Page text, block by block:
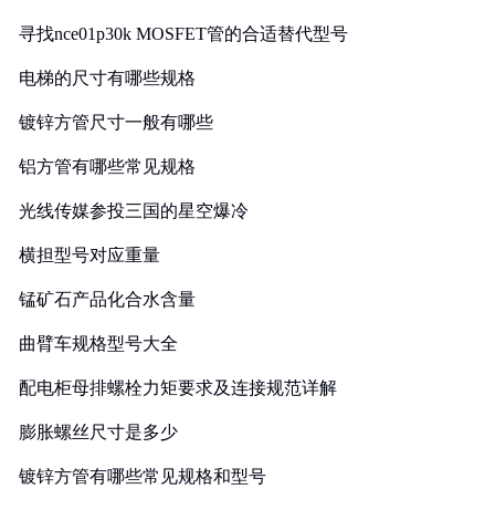
寻找nce01p30k MOSFET管的合适替代型号
电梯的尺寸有哪些规格
镀锌方管尺寸一般有哪些
铝方管有哪些常见规格
光线传媒参投三国的星空爆冷
横担型号对应重量
锰矿石产品化合水含量
曲臂车规格型号大全
配电柜母排螺栓力矩要求及连接规范详解
膨胀螺丝尺寸是多少
镀锌方管有哪些常见规格和型号